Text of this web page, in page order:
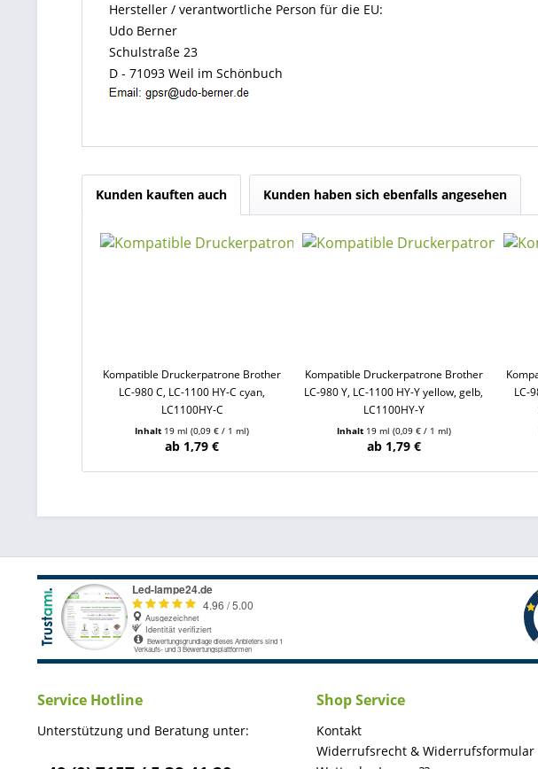
Hersteller / verantwortliche Person für die EU:
Udo Berner
Schulstraße 23
D - 71093 Weil im Schönbuch
Kunden kauften auch Kunden haben sich ebenfalls angesehen
Kompatible Druckerpatrone Brother
LC-980 C, LC-1100 HY-C cyan,
LC1100HY-C
Inhalt 19 ml(0,09 € / 1 ml)
ab 1,79 €
Kompatible Druckerpatrone Brother
LC-980 Y, LC-1100 HY-Y yellow, gelb,
LC1100HY-Y
Inhalt 19 ml (0,09 € / 1 ml)
ab 1,79 €
LC-
Service Hotline
Unterstützung und Beratung unter:
Shop Service
Kontakt
Widerrufsrecht & Widerrufsformular